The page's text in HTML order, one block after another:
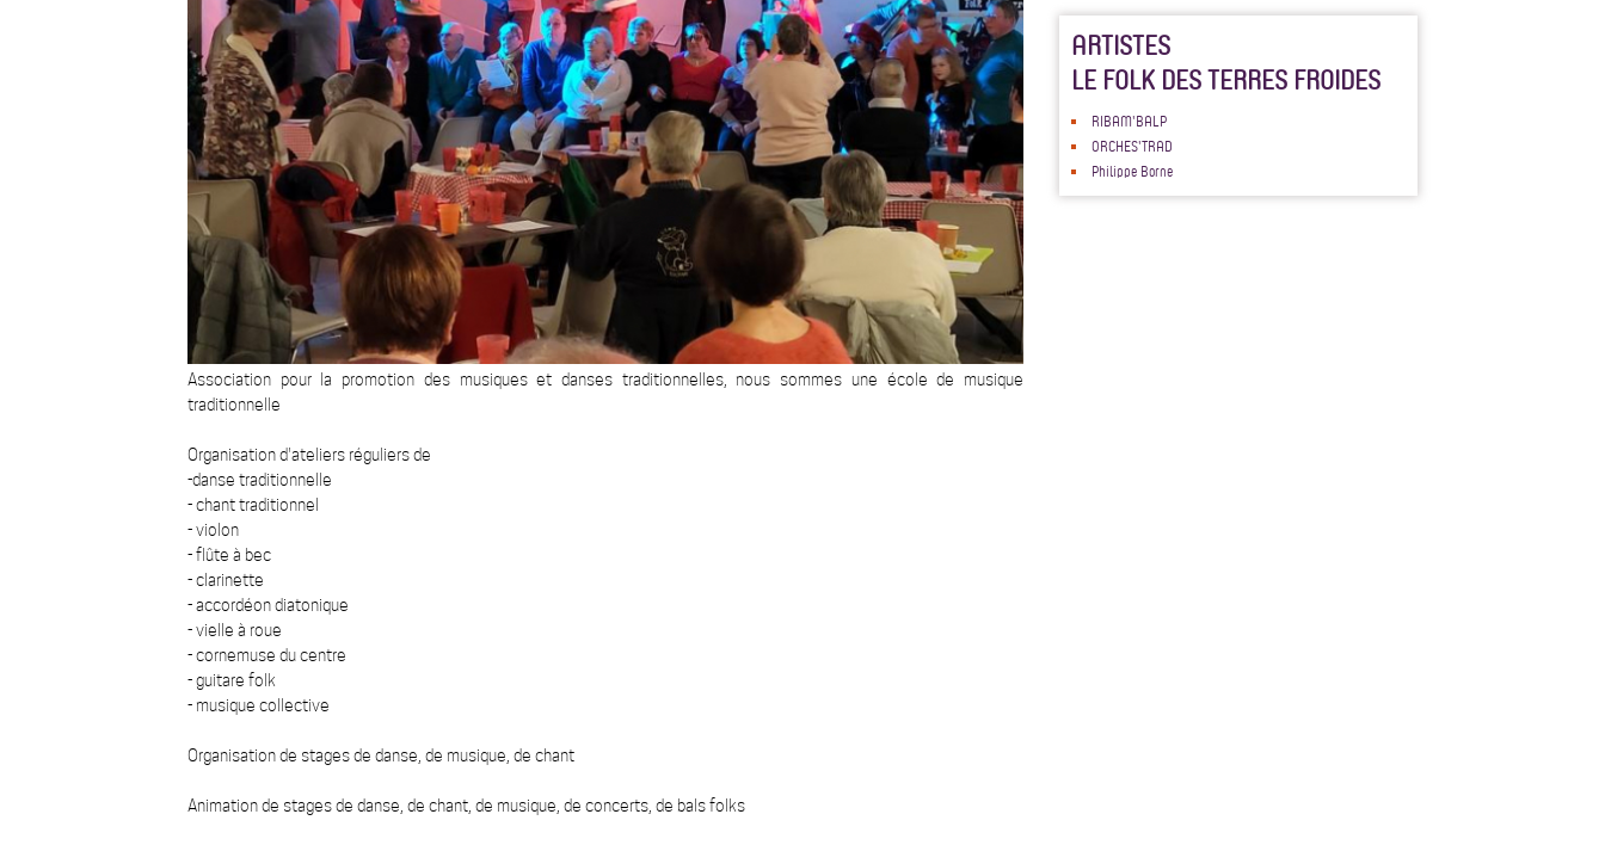
Association pour la promotion des musiques et danses traditionnelles, nous sommes une école de musique
traditionnelle
Organisation d'ateliers réguliers de
-danse traditionnelle
- chant traditionnel
- violon
- flûte à bec
- clarinette
- accordéon diatonique
- vielle à roue
- cornemuse du centre
- guitare folk
- musique collective
Organisation de stages de danse, de musique, de chant
Animation de stages de danse, de chant, de musique, de concerts, de bals folks
ARTISTES
LE FOLK DES TERRES FROIDES
RIBAM'BALP
ORCHES'TRAD
Philippe Borne